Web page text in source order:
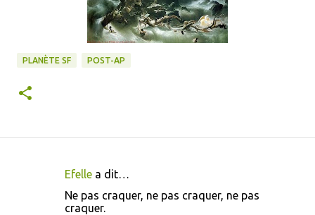
PLANÈTE SF POST-AP
Efelle a dit…
Ne pas craquer, ne pas craquer, ne pas
craquer.